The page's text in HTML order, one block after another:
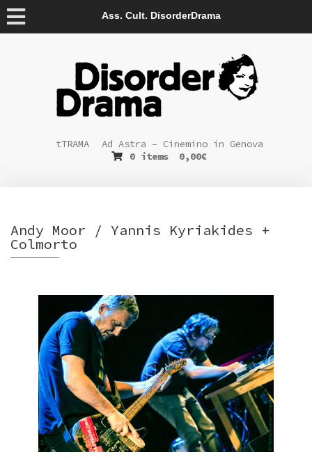
Ass. Cult. DisorderDrama
tTRAMA
Ad Astra – Cinemino in Genova
0 items
0,00€
Andy Moor / Yannis Kyriakides +
Colmorto